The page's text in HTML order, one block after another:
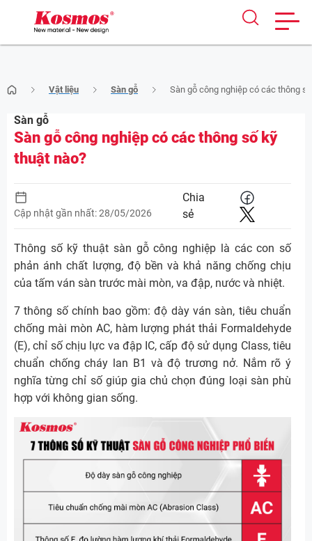
to
content
Vật liệu Sàn gỗ Sàn gỗ công nghiệp có các thông
Sàn gỗ
Sàn gỗ công nghiệp có các thông số kỹ
thuật nào?
Cập nhật gần nhất: 28/05/2026
Chia
sẻ
Thông số kỹ thuật sàn gỗ công nghiệp là các con số
phản ánh chất lượng, độ bền và khả năng chống chịu
của tấm ván sàn trước mài mòn, va đập, nước và nhiệt.
7 thông số chính bao gồm: độ dày ván sàn, tiêu chuẩn
chống mài mòn AC, hàm lượng phát thải Formaldehyde
(E), chỉ số chịu lực va đập IC, cấp độ sử dụng Class, tiêu
chuẩn chống cháy lan B1 và độ trương nở. Nắm rõ ý
nghĩa từng chỉ số giúp gia chủ chọn đúng loại sàn phù
hợp với không gian sống.